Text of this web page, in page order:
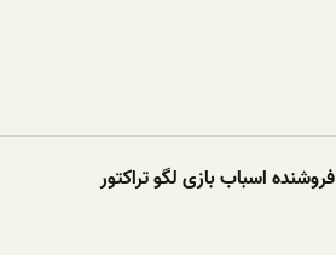
فروشنده اسباب بازی لگو تراکتور